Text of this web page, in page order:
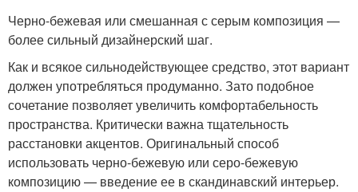
Черно-бежевая или смешанная с серым композиция —
более сильный дизайнерский шаг.
Как и всякое сильнодействующее средство, этот вариант
должен употребляться продуманно. Зато подобное
сочетание позволяет увеличить комфортабельность
пространства. Критически важна тщательность
расстановки акцентов. Оригинальный способ
использовать черно-бежевую или серо-бежевую
композицию — введение ее в скандинавский интерьер.